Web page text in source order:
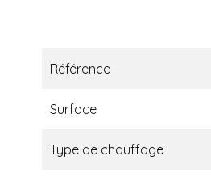
Référence
Surface
Type de chauffage